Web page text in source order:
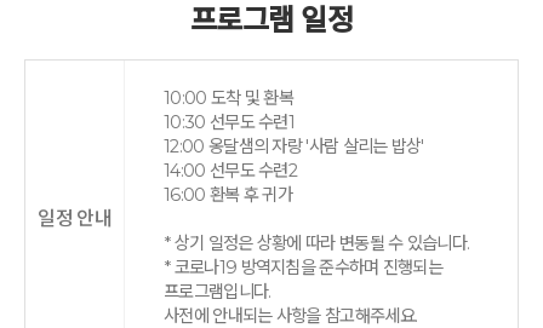
프로그램 일정
일정 안내
10:00 도착 및 환복
10:30 선무도 수련1
12:00 옹달샘의 자랑 '사람 살리는 밥상'
14:00 선무도 수련2
16:00 환복 후 귀가
* 상기 일정은 상황에 따라 변동될 수 있습니다.
* 코로나19 방역지침을 준수하며 진행되는
프로그램입니다.
사전에 안내되는 사항을 참고해주세요.